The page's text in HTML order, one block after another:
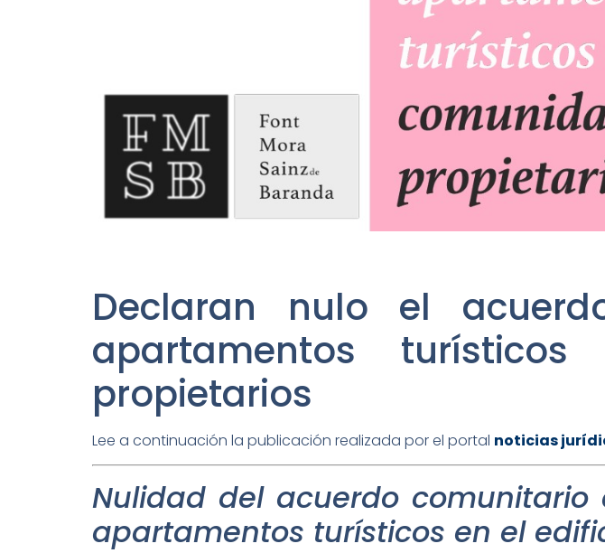
Declaran nulo el
apartamentos
propietarios
Lee a continuación la publicación realizada por el portal noticias
Nulidad del acuerdo
apartamentos turísticos en el